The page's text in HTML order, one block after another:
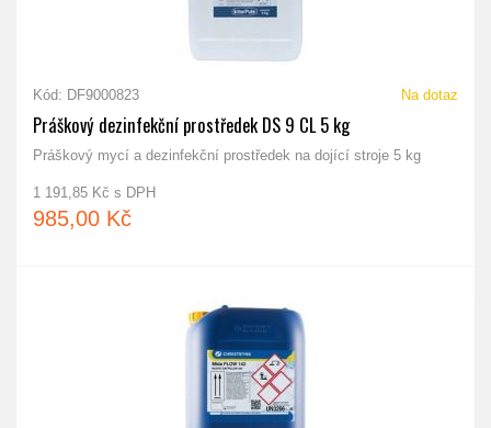
Kód: DF9000823 Na dotaz
Práškový dezinfekční prostředek DS 9 CL 5 kg
Práškový mycí a dezinfekční prostředek na dojící stroje 5 kg
1 191,85 Kč s DPH
985,00 Kč